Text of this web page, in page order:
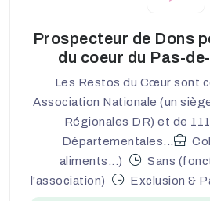
Prospecteur de Dons
du coeur du Pas-
Les Restos du Cœur sont
Association Nationale (un
Régionales DR) et de
Départementales...
aliments...)
Sans
l'association)
Exclusion &